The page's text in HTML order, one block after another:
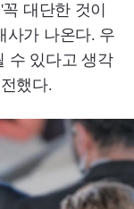
대단한 것이
사가 나온다. 우
수 있다고 생각
했다.